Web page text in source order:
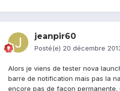
jeanpir60
Posté(e) 20 décembre
Alors je viens de tester nova
barre de notification mais pas la
encore pas de façon permanente.